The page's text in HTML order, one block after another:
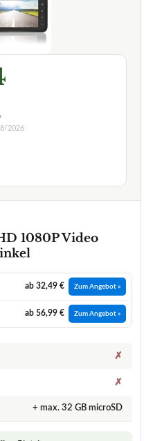
2026
1080P Video
ab 32,49 € Zum Angebot »
ab 56,99 € Zum Angebot »
✗
✗
+ max. 32 GB microSD